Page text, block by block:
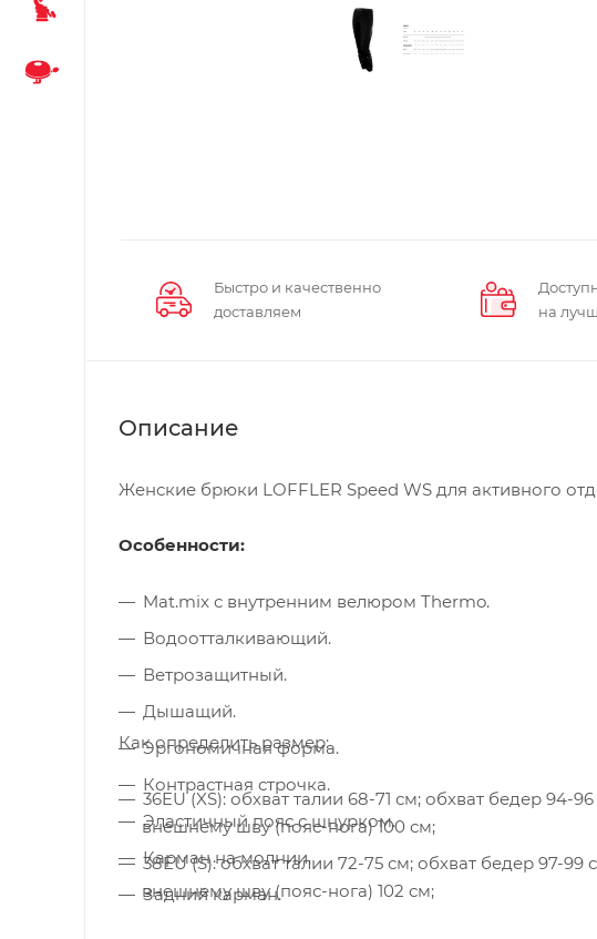
Быстро и качественно
доставляем
на
Описание
Женские брюки LOFFLER Speed WS для активного
Особенности:
Mat.mix с внутренним велюром Thermo.
Водоотталкивающий.
Ветрозащитный.
Дышащий.
Эргономичная форма.
Контрастная строчка.
Эластичный пояс с шнурком.
Карман на молнии.
Задний карман.
Как определить размер:
36EU (XS): обхват талии 68-71 см; обхват бедер
внешнему шву (пояс-нога) 100 см;
38EU (S): обхват талии 72-75 см; обхват бедер 97-
внешнему шву (пояс-нога) 102 см;